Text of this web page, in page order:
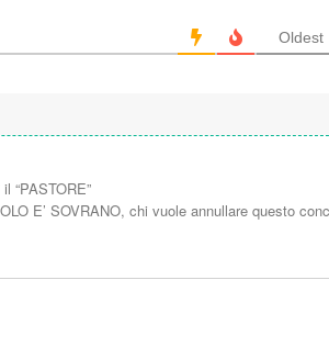
Oldest
“PASTORE”
E’ SOVRANO, chi vuole annullare questo